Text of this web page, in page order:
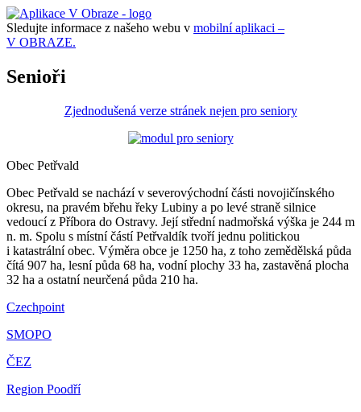
Sledujte informace z našeho webu v mobilní aplikaci –
V OBRAZE.
Senioři
Zjednodušená verze stránek nejen pro seniory
Obec Petřvald
Obec Petřvald se nachází v severovýchodní části novojičínského
okresu, na pravém břehu řeky Lubiny a po levé straně silnice
vedoucí z Příbora do Ostravy. Její střední nadmořská výška je 244 m
n. m. Spolu s místní částí Petřvaldík tvoří jednu politickou
i katastrální obec. Výměra obce je 1250 ha, z toho zemědělská půda
čítá 907 ha, lesní půda 68 ha, vodní plochy 33 ha, zastavěná plocha
32 ha a ostatní neurčená půda 210 ha.
Czechpoint
SMOPO
ČEZ
Region Poodří